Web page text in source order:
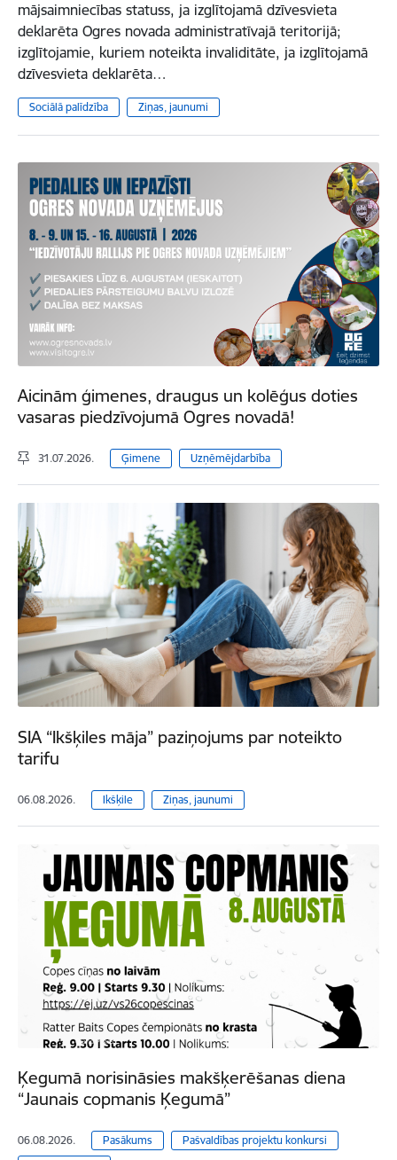
mājsaimniecības statuss, ja izglītojamā dzīvesvieta
deklarēta Ogres novada administratīvajā teritorijā;
izglītojamie, kuriem noteikta invaliditāte, ja izglītojamā
dzīvesvieta deklarēta…
Sociālā palīdzība Ziņas, jaunumi
Aicinām ģimenes, draugus un kolēģus doties
vasaras piedzīvojumā Ogres novadā!
31.07.2026. Ģimene Uzņēmējdarbība
SIA “Ikšķiles māja” paziņojums par noteikto
tarifu
06.08.2026. Ikšķile Ziņas, jaunumi
Ķegumā norisināsies makšķerēšanas diena
“Jaunais copmanis Ķegumā”
06.08.2026. Pasākums
Pašvaldības projektu konkursi